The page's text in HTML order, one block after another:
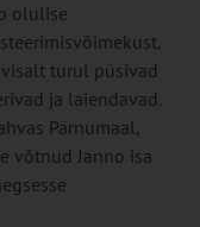
olulise
turul püsivad
ja laiendavad.
Pärnumaal,
võtnud Janno isa